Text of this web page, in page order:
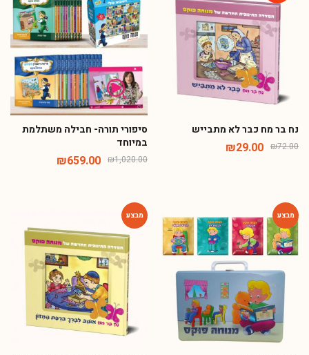
נח בר מח כבר לא מתבייש
₪72.00
₪29.00
-35%
סיפורי תורה- חבילה משתלמת
במיוחד
₪1,020.00
₪659.00
-48%